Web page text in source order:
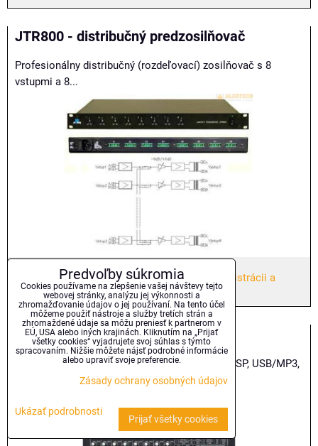
JTR800 - distribučný predzosilňovač
Profesionálny distribučný (rozdeľovací) zosilňovač s 8
vstupmi a 8...
Cena produktu bude zobrazená až po
registrácii a
prihlásení!
LAB10R - mixážny pult
Mixážny pult - 6 mono a 2 stereo vstup, 24bit DSP, USB/MP3,
Predvoľby súkromia
Cookies používame na zlepšenie vašej návštevy tejto
webovej stránky, analýzu jej výkonnosti a
zhromažďovanie údajov o jej používaní. Na tento účel
môžeme použiť nástroje a služby tretích strán a
zhromaždené údaje sa môžu preniesť k partnerom v
EÚ, USA alebo iných krajinách. Kliknutím na „Prijať
všetky cookies“ vyjadrujete svoj súhlas s týmto
spracovaním. Nižšie môžete nájsť podrobné informácie
alebo upraviť svoje preferencie.
Zásady ochrany osobných údajov
Ukázať podrobnosti
Prijať všetky cookies